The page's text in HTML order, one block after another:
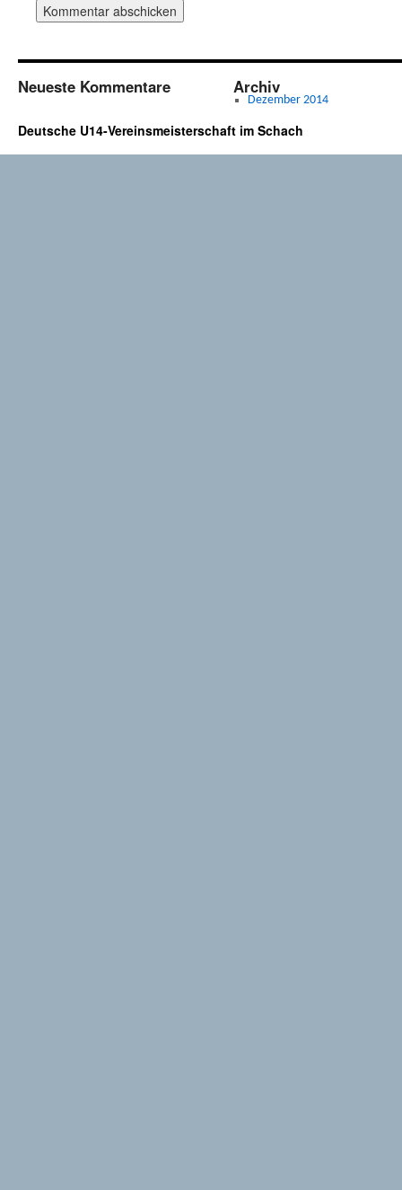
Neueste Kommentare Archiv
Dezember 2014
Deutsche U14-Vereinsmeisterschaft im Schach